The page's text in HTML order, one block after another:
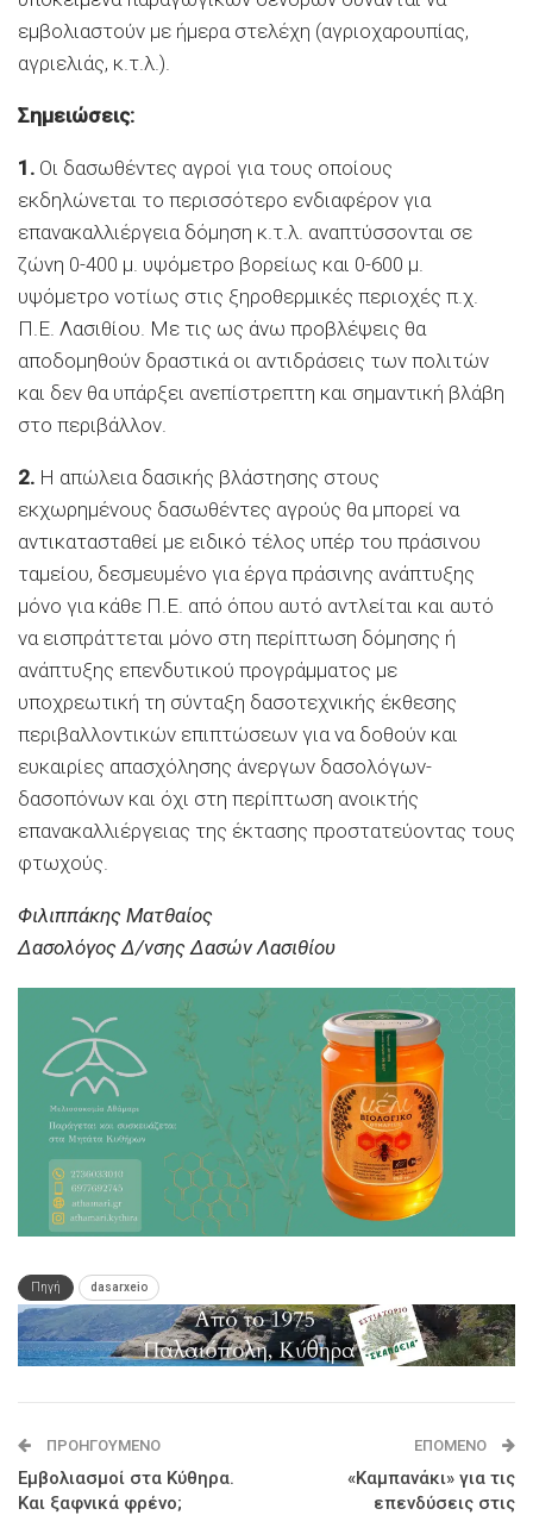
εμβολιαστούν με ήμερα στελέχη (αγριοχαρουπίας,
αγριελιάς, κ.τ.λ.).
Σημειώσεις:
1. Οι δασωθέντες αγροί για τους οποίους
εκδηλώνεται το περισσότερο ενδιαφέρον για
επανακαλλιέργεια δόμηση κ.τ.λ. αναπτύσσονται σε
ζώνη 0-400 μ. υψόμετρο βορείως και 0-600 μ.
υψόμετρο νοτίως στις ξηροθερμικές περιοχές π.χ.
Π.Ε. Λασιθίου. Με τις ως άνω προβλέψεις θα
αποδομηθούν δραστικά οι αντιδράσεις των πολιτών
και δεν θα υπάρξει ανεπίστρεπτη και σημαντική βλάβη
στο περιβάλλον.
2. Η απώλεια δασικής βλάστησης στους
εκχωρημένους δασωθέντες αγρούς θα μπορεί να
αντικατασταθεί με ειδικό τέλος υπέρ του πράσινου
ταμείου, δεσμευμένο για έργα πράσινης ανάπτυξης
μόνο για κάθε Π.Ε. από όπου αυτό αντλείται και αυτό
να εισπράττεται μόνο στη περίπτωση δόμησης ή
ανάπτυξης επενδυτικού προγράμματος με
υποχρεωτική τη σύνταξη δασοτεχνικής έκθεσης
περιβαλλοντικών επιπτώσεων για να δοθούν και
ευκαιρίες απασχόλησης άνεργων δασολόγων-
δασοπόνων και όχι στη περίπτωση ανοικτής
επανακαλλιέργειας της έκτασης προστατεύοντας τους
φτωχούς.
Φιλιππάκης Ματθαίος
Δασολόγος Δ/νσης Δασών Λασιθίου
Πηγή dasarxeio
ΠΡΟΗΓΟΎΜΕΝΟ
Εμβολιασμοί στα Κύθηρα.
Και ξαφνικά φρένο;
ΕΠΌΜΕΝΟ
«Καμπανάκι» για τις
επενδύσεις στις